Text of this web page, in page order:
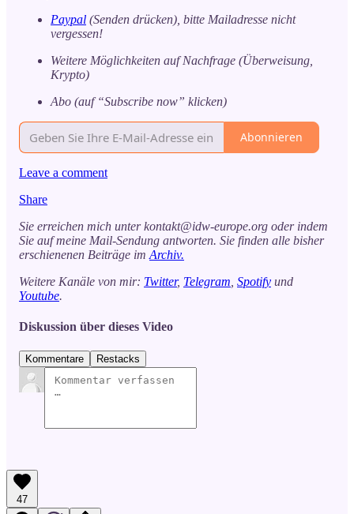
Paypal (Senden drücken), bitte Mailadresse nicht
vergessen!
Weitere Möglichkeiten auf Nachfrage (Überweisung,
Krypto)
Abo (auf “Subscribe now” klicken)
Abonnieren
Leave a comment
Share
Sie erreichen mich unter kontakt@idw-europe.org oder indem
Sie auf meine Mail-Sendung antworten. Sie finden alle bisher
erschienenen Beiträge im Archiv.
Weitere Kanäle von mir: Twitter, Telegram Spotify und
Youtube.
Diskussion über dieses Video
Kommentare Restacks
47